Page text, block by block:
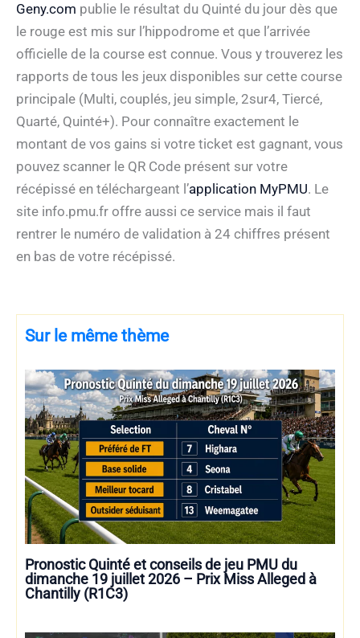
Geny.com publie le résultat du Quinté du jour dès que
le rouge est mis sur l’hippodrome et que l’arrivée
officielle de la course est connue. Vous y trouverez les
rapports de tous les jeux disponibles sur cette course
principale (Multi, couplés, jeu simple, 2sur4, Tiercé,
Quarté, Quinté+). Pour connaître exactement le
montant de vos gains si votre ticket est gagnant, vous
pouvez scanner le QR Code présent sur votre
récépissé en téléchargeant l’application MyPMU. Le
site info.pmu.fr offre aussi ce service mais il faut
rentrer le numéro de validation à 24 chiffres présent
en bas de votre récépissé.
Sur le même thème
Pronostic Quinté et conseils de jeu PMU du
dimanche 19 juillet 2026 – Prix Miss Alleged à
Chantilly (R1C3)